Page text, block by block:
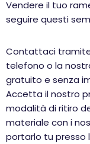
Vendere il tuo
seguire questi
Contattaci
telefono o la
gratuito e senza
Accetta il nostro
modalità di ritiro
materiale con i
portarlo tu presso